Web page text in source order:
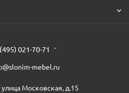
021-70-71
mebel.ru
улица Московская, д.15